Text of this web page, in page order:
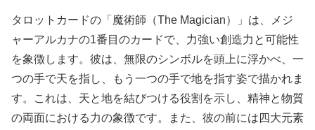
タロットカードの「魔術師（The Magician）」は、メジ
ャーアルカナの1番目のカードで、力強い創造力と可能性
を象徴します。彼は、無限のシンボルを頭上に浮かべ、一
つの手で天を指し、もう一つの手で地を指す姿で描かれま
す。これは、天と地を結びつける役割を示し、精神と物質
の両面における力の象徴です。また、彼の前には四大元素